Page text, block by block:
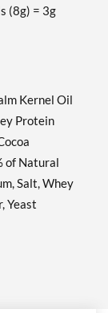
カートに入れる »
カートに入れる »
(8g) = 3g
Kernel Oil
Protein
of Natural
Salt, Whey
Yeast